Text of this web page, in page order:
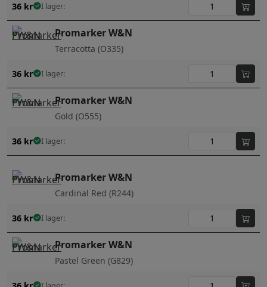
36 kr I lager:
Promarker W&N
Terracotta (O335)
36 kr I lager:
Promarker W&N
Gold (O555)
36 kr I lager:
Promarker W&N
Cardinal Red (R244)
36 kr I lager:
Promarker W&N
Pastel Green (G829)